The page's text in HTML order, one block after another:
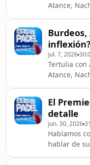
Atance,
de la
Pérez.
inflexión?
jul. 7, 2026
Tertulia con
Atance,
El
detalle
jun. 30, 2026
Hablamos
hablar de